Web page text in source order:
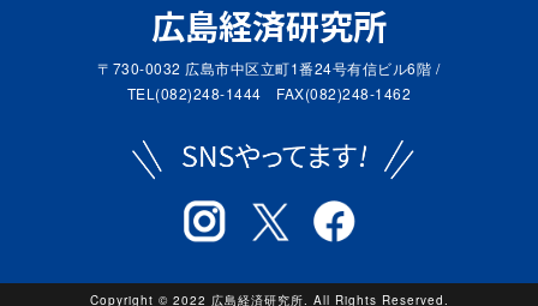
広島経済研究所
〒730-0032 広島市中区立町1番24号有信ビル6階 /
TEL(082)248-1444 FAX(082)248-1462
Copyright © 2022 広島経済研究所. All Rights Reserved.